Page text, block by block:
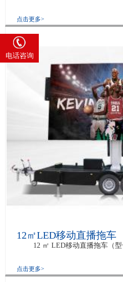
点击更多>
12㎡LED移动直播拖车
12 ㎡ LED移动直播拖车（型
点击更多>
电话咨询